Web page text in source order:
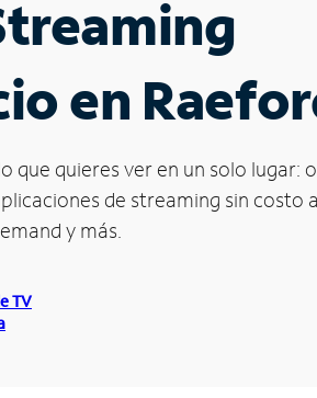
en
que quieres ver en un solo lugar:
de streaming sin costo
y más.
TV